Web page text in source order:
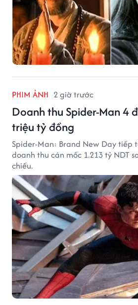
PHIM ẢNH 2 giờ trước
Doanh thu Spider-Man 4
triệu tỷ đồng
Spider-Man: Brand New Day tiếp
doanh thu cán mốc 1.213 tỷ NDT
chiếu.